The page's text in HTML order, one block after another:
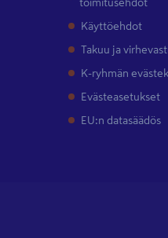
toimitusehdot
Käyttöehdot
Takuu ja
K-ryhmän
Evästeasetukset
EU:n datasäädös